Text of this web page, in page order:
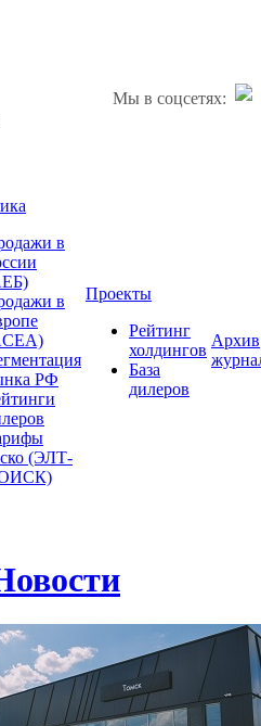
Мы в соцсетях:
в
в
РФ
(ЭЛТ-
Проекты
Рейтинг
холдингов
База
дилеров
Архив